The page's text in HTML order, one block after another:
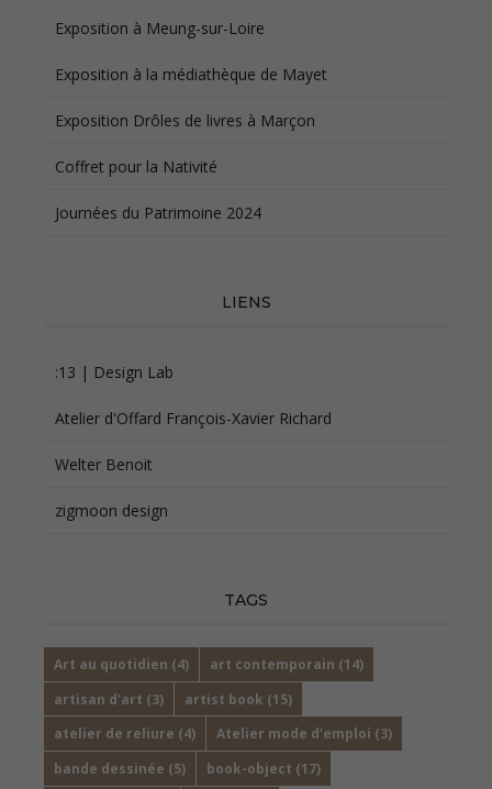
Exposition à Meung-sur-Loire
Exposition à la médiathèque de Mayet
Exposition Drôles de livres à Marçon
Coffret pour la Nativité
Journées du Patrimoine 2024
LIENS
:13 | Design Lab
Atelier d'Offard François-Xavier Richard
Welter Benoit
zigmoon design
TAGS
Art au quotidien (4) art contemporain (14)
artisan d'art (3) artist book (15)
atelier de reliure (4) Atelier mode d'emploi (3)
bande dessinée (5) book-object (17)